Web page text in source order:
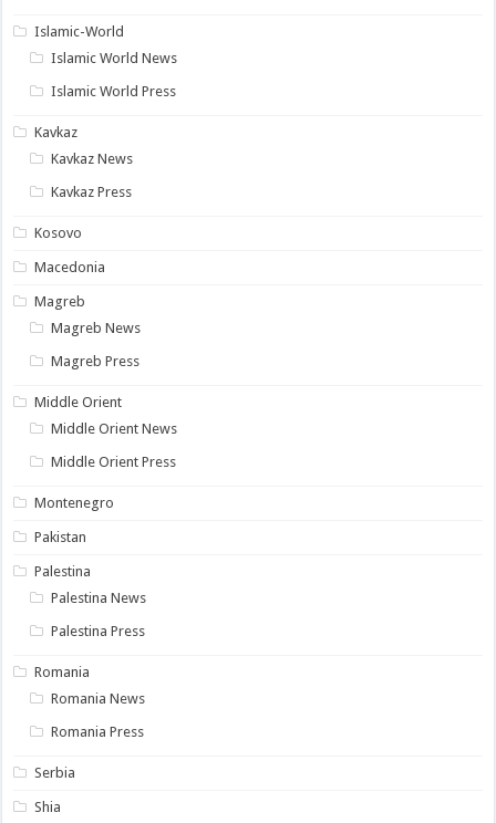
Islamic-World
Islamic World News
Islamic World Press
Kavkaz
Kavkaz News
Kavkaz Press
Kosovo
Macedonia
Magreb
Magreb News
Magreb Press
Middle Orient
Middle Orient News
Middle Orient Press
Montenegro
Pakistan
Palestina
Palestina News
Palestina Press
Romania
Romania News
Romania Press
Serbia
Shia